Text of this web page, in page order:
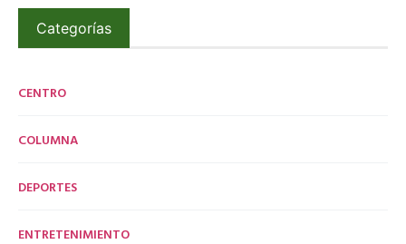
Categorías
CENTRO
COLUMNA
DEPORTES
ENTRETENIMIENTO